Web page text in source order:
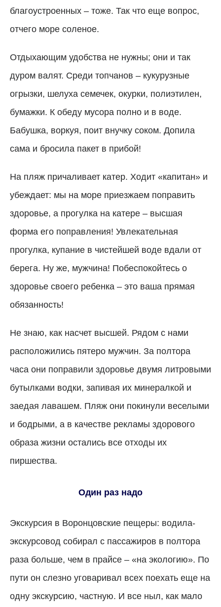
благоустроенных – тоже. Так что еще вопрос,
отчего море соленое.
Отдыхающим удобства не нужны; они и так
дуром валят. Среди топчанов – кукурузные
огрызки, шелуха семечек, окурки, полиэтилен,
бумажки. К обеду мусора полно и в воде.
Бабушка, воркуя, поит внучку соком. Допила
сама и бросила пакет в прибой!
На пляж причаливает катер. Ходит «капитан» и
убеждает: мы на море приезжаем поправить
здоровье, а прогулка на катере – высшая
форма его поправления! Увлекательная
прогулка, купание в чистейшей воде вдали от
берега. Ну же, мужчина! Побеспокойтесь о
здоровье своего ребенка – это ваша прямая
обязанность!
Не знаю, как насчет высшей. Рядом с нами
расположились пятеро мужчин. За полтора
часа они поправили здоровье двумя литровыми
бутылками водки, запивая их минералкой и
заедая лавашем. Пляж они покинули веселыми
и бодрыми, а в качестве рекламы здорового
образа жизни остались все отходы их
пиршества.
Один раз надо
Экскурсия в Воронцовские пещеры: водила-
экскурсовод собирал с пассажиров в полтора
раза больше, чем в прайсе – «на экологию». По
пути он слезно уговаривал всех поехать еще на
одну экскурсию, частную. И все ныл, как мало